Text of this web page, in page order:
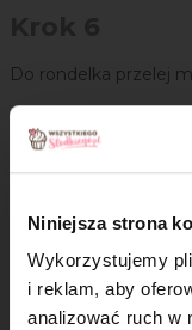
Niniejsza strona
Wykorzystujemy
i reklam, aby
analizować ruch w
Do rondelka przelej